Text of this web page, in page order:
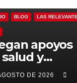
BLOG LAS
apoyos
y
del
DE 2026